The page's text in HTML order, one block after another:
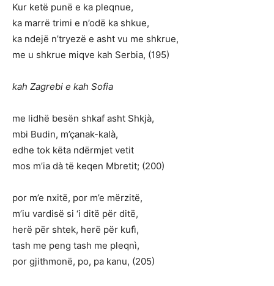
Kur ketë punë e ka pleqnue,
ka marrë trimi e n’odë ka shkue,
ka ndejë n’tryezë e asht vu me shkrue,
me u shkrue miqve kah Serbia, (195)
kah Zagrebi e kah Sofia
me lidhë besën shkaf asht Shkjà,
mbi Budin, m’çanak-kalà,
edhe tok këta ndërmjet vetit
mos m’ia dà të keqen Mbretit; (200)
por m’e nxitë, por m’e mërzitë,
m’iu vardisë si ‘i ditë për ditë,
herë për shtek, herë për kufì,
tash me peng tash me pleqnì,
por gjithmonë, po, pa kanu, (205)